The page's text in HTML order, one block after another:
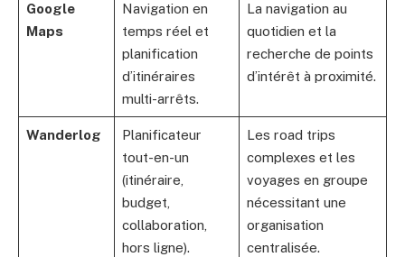
Google
Maps
Navigation en
temps réel et
planification
d’itinéraires
multi-arrêts.
La navigation au
quotidien et la
recherche de points
d’intérêt à proximité.
Wanderlog
Planificateur
tout-en-un
(itinéraire,
budget,
collaboration,
hors ligne).
Les road trips
complexes et les
voyages en groupe
nécessitant une
organisation
centralisée.